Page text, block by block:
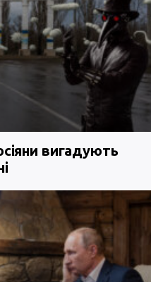
вигадують